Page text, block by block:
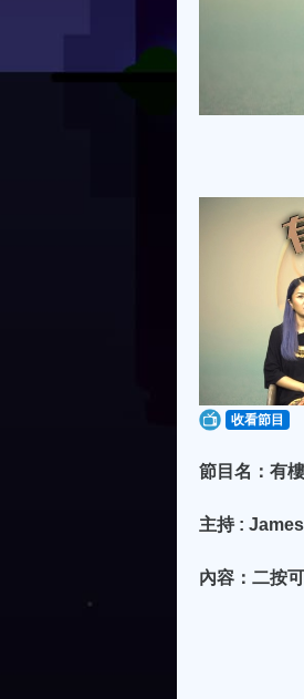
收看節目
節目名：有
主持 :
內容：二按